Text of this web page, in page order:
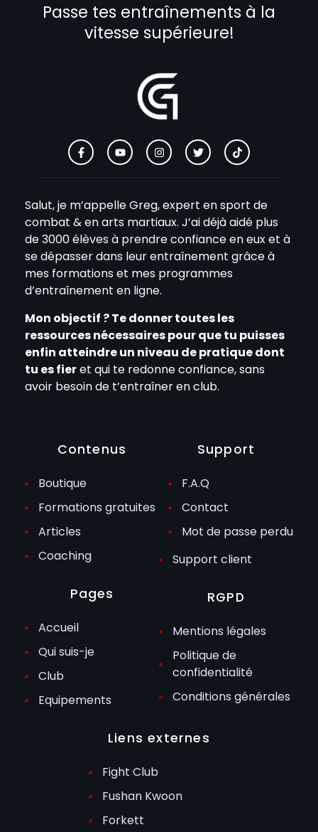
Passe tes entraînements à la
vitesse supérieure!
Salut, je m’appelle Greg, expert en sport de
combat & en arts martiaux. J’ai déjà aidé plus
de 3000 élèves à prendre confiance en eux et à
se dépasser dans leur entraînement grâce à
mes formations et mes programmes
d’entraînement en ligne.
Mon objectif ? Te donner toutes les
ressources nécessaires pour que tu puisses
enfin atteindre un niveau de pratique dont
tu es fieret qui te redonne confiance, sans
avoir besoin de t’entraîner en club.
Contenus
Boutique
Formations gratuites
Articles
Coaching
Pages
Accueil
Qui suis-je
Club
Equipements
Support
F.A.Q
Contact
Mot de passe perdu
Support client
RGPD
Mentions légales
Politique de
confidentialité
Conditions générales
Liens externes
Fight Club
Fushan Kwoon
Forkett